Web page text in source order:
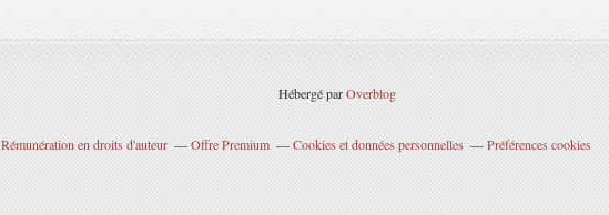
Hébergé parOverblog
Rémunération en droits d'auteur Offre Premium Cookies et données personnelles Préférences cookies